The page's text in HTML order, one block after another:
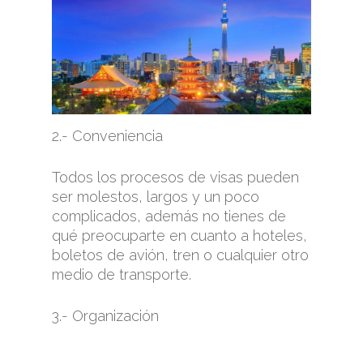
2.- Conveniencia
Todos los procesos de visas pueden
ser molestos, largos y un poco
complicados, además no tienes de
qué preocuparte en cuanto a hoteles,
boletos de avión, tren o cualquier otro
medio de transporte.
3.- Organización